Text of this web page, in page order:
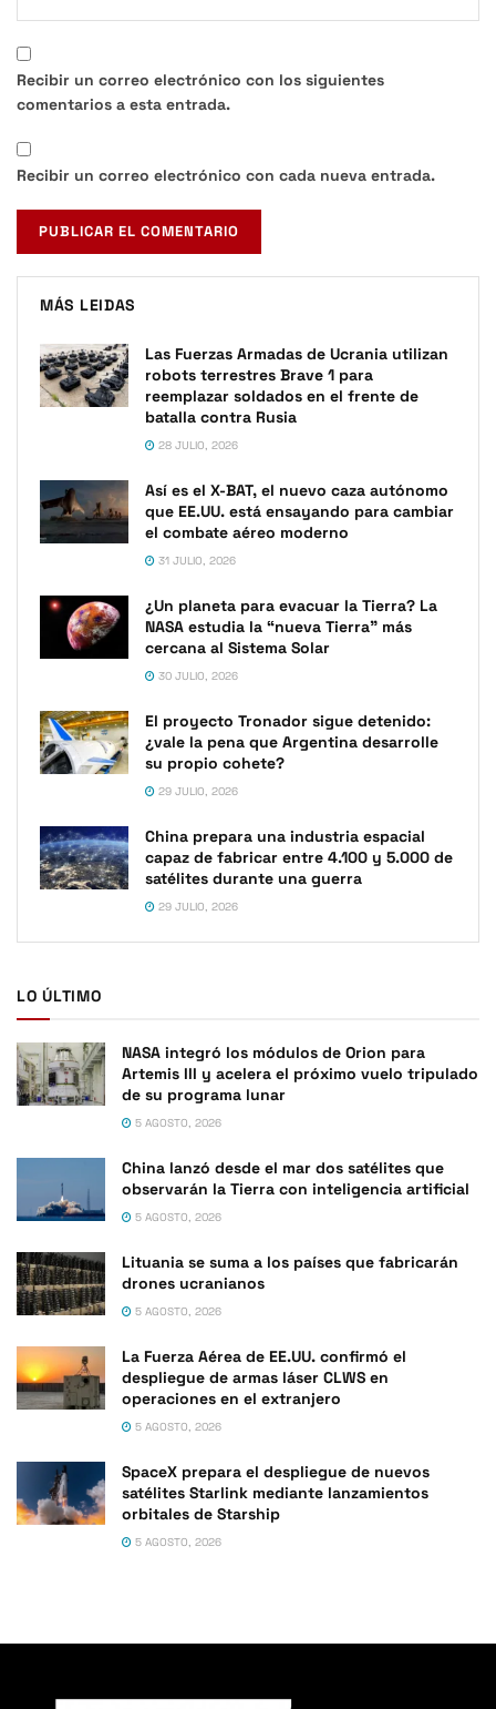
Recibir un correo electrónico con los siguientes
comentarios a esta entrada.
Recibir un correo electrónico con cada nueva entrada.
MÁS LEIDAS
Las Fuerzas Armadas de Ucrania utilizan
robots terrestres Brave 1 para
reemplazar soldados en el frente de
batalla contra Rusia
28 JULIO, 2026
Así es el X-BAT, el nuevo caza autónomo
que EE.UU. está ensayando para cambiar
el combate aéreo moderno
31 JULIO, 2026
¿Un planeta para evacuar la Tierra? La
NASA estudia la “nueva Tierra” más
cercana al Sistema Solar
30 JULIO, 2026
El proyecto Tronador sigue detenido:
¿vale la pena que Argentina desarrolle
su propio cohete?
29 JULIO, 2026
China prepara una industria espacial
capaz de fabricar entre 4.100 y 5.000 de
satélites durante una guerra
29 JULIO, 2026
LO ÚLTIMO
NASA integró los módulos de Orion para
Artemis III y acelera el próximo vuelo tripulado
de su programa lunar
5 AGOSTO, 2026
China lanzó desde el mar dos satélites que
observarán la Tierra con inteligencia artificial
5 AGOSTO, 2026
Lituania se suma a los países que fabricarán
drones ucranianos
5 AGOSTO, 2026
La Fuerza Aérea de EE.UU. confirmó el
despliegue de armas láser CLWS en
operaciones en el extranjero
5 AGOSTO, 2026
SpaceX prepara el despliegue de nuevos
satélites Starlink mediante lanzamientos
orbitales de Starship
5 AGOSTO, 2026